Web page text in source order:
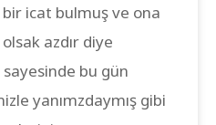
icat bulmuş ve ona
azdır diye
bu gün
yanımzdaymış gibi